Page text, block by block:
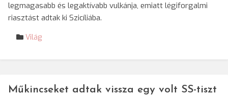
legmagasabb és legaktívabb vulkánja, emiatt légiforgalmi
riasztást adtak ki Szicíliába.
Világ
Műkincseket adtak vissza egy volt SS-tiszt